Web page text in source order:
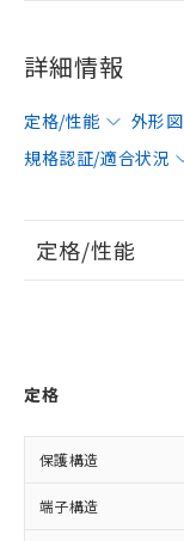
詳細情報
定格/性能 外形図
規格認証/適合状況
定格/性能
定格
保護構造
端子構造